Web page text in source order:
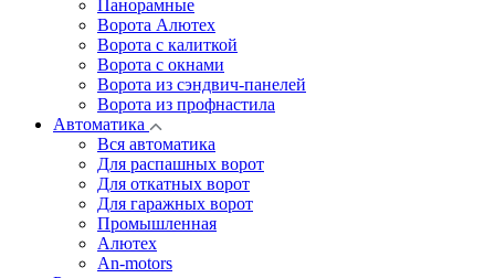
Панорамные
Ворота Алютех
Ворота с калиткой
Ворота c окнами
Ворота из сэндвич-панелей
Ворота из профнастила
Автоматика
Вся автоматика
Для распашных ворот
Для откатных ворот
Для гаражных ворот
Промышленная
Алютех
An-motors